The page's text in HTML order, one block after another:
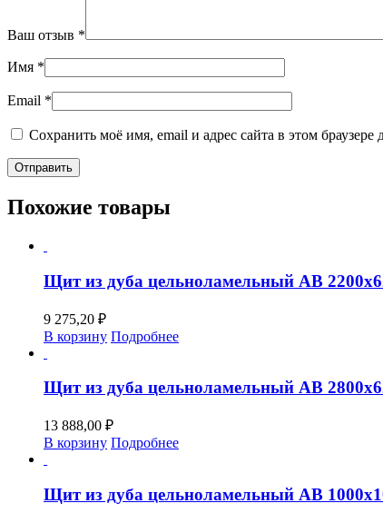
Ваш отзыв *
Имя *
Email *
Сохранить моё имя, email и адрес сайта в этом
Похожие товары
Щит из дуба цельноламельный АВ
9 275,20 ₽
В корзину Подробнее
Щит из дуба цельноламельный АВ
13 888,00 ₽
В корзину Подробнее
Щит из дуба цельноламельный АВ